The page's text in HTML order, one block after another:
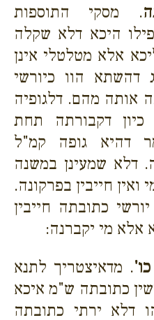
. מסקי התוספות
היכא דלא שקלה
אלא מטלטלי אינן
דהשתא הוו כיורשי
אותה מהם. דלגופיה
דקבורתה תחת
דהיא גופה קמ"ל
דלא שמעינן במשנה
ואין חייבין בפרקונה.
כתובתה חייבין
אלא מי יקברנה:
. מדאיצטריך לתנא
כתובתה ש"מ איכא
דלא ירתי כתובתה